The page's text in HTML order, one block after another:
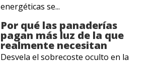
energéticas se...
Por qué las panaderías
pagan más luz de la que
realmente necesitan
Desvela el sobrecoste oculto en la